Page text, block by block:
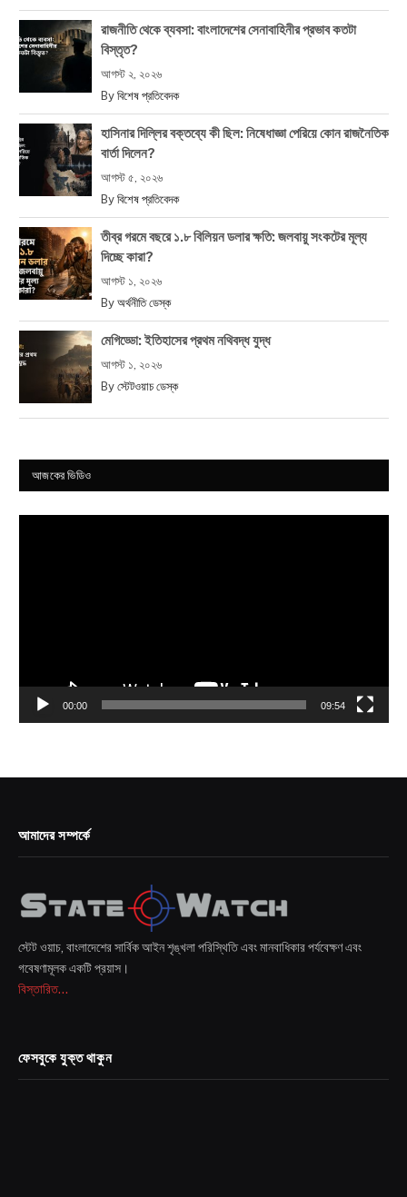
রাজনীতি থেকে ব্যবসা: বাংলাদেশের সেনাবাহিনীর প্রভাব কতটা
বিস্তৃত?
আগস্ট ২, ২০২৬
By বিশেষ প্রতিবেদক
হাসিনার দিল্লির বক্তব্যে কী ছিল: নিষেধাজ্ঞা পেরিয়ে কোন রাজনৈতিক
বার্তা দিলেন?
আগস্ট ৫, ২০২৬
By বিশেষ প্রতিবেদক
তীব্র গরমে বছরে ১.৮ বিলিয়ন ডলার ক্ষতি: জলবায়ু সংকটের মূল্য
দিচ্ছে কারা?
আগস্ট ১, ২০২৬
By অর্থনীতি ডেস্ক
মেগিড্ডো: ইতিহাসের প্রথম নথিবদ্ধ যুদ্ধ
আগস্ট ১, ২০২৬
By স্টেটওয়াচ ডেস্ক
আজকের ভিডিও
00:00 09:54
আমাদের সম্পর্কে
স্টেট ওয়াচ, বাংলাদেশের সার্বিক আইন শৃঙ্খলা পরিস্থিতি এবং মানবাধিকার পর্যবেক্ষণ এবং
গবেষণামূলক একটি প্রয়াস।
বিস্তারিত...
ফেসবুকে যুক্ত থাকুন